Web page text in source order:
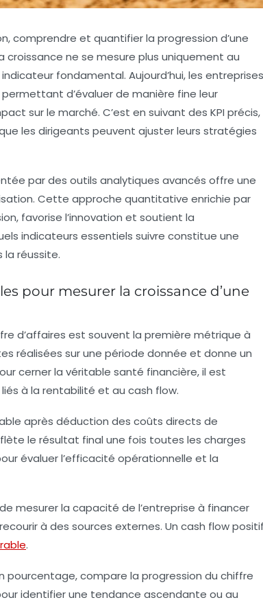
comprendre et quantifier la progression d’une
ne se mesure plus uniquement au
fondamental. Aujourd’hui, les entreprises
d’évaluer de manière fine leur
sur le marché. C’est en suivant des KPI précis,
les dirigeants peuvent ajuster leurs stratégies
par des outils analytiques avancés offre une
Cette approche quantitative enrichie par
favorise l’innovation et soutient la
indicateurs essentiels suivre constitue une
réussite.
pour mesurer la croissance d’une
d’affaires est souvent la première métrique à
réalisées sur une période donnée et donne un
cerner la véritable santé financière, il est
à la rentabilité et au cash flow.
après déduction des coûts directs de
le résultat final une fois toutes les charges
évaluer l’efficacité opérationnelle et la
mesurer la capacité de l’entreprise à financer
à des sources externes. Un cash flow
.
pourcentage, compare la progression du chiffre
identifier une tendance ascendante ou au